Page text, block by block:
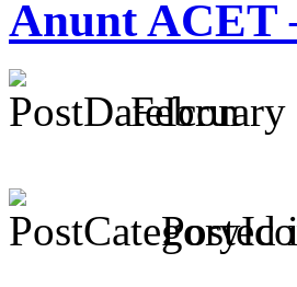
Anunt ACET
Posted